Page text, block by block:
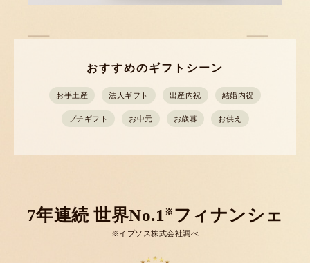
おすすめのギフトシーン
お手土産 法人ギフト 出産内祝 結婚内祝
プチギフト お中元 お歳暮 お供え
7年連続 世界No.1※ フィナンシェ
※イプソス株式会社調べ